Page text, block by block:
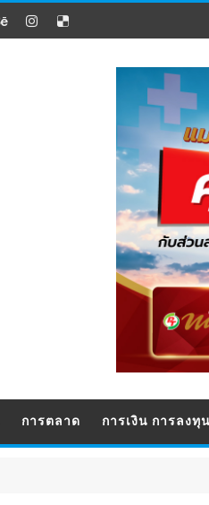
การตลาด การเงิน การลงทุน